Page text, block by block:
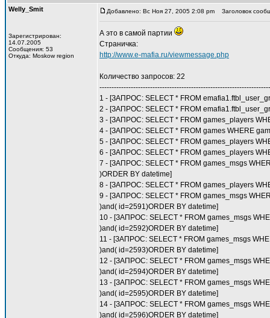
Welly_Smit
Зарегистрирован:
14.07.2005
Сообщения: 53
Откуда: Moskow region
Добавлено: Вс Ноя 27, 2005 2:08 pm Заголовок
А это в самой партии
Страничка:
http://www.e-mafia.ru/viewmessage.php
Количество запросов: 22
1 - [ЗАПРОС: SELECT * FROM
2 - [ЗАПРОС: SELECT * FROM
3 - [ЗАПРОС: SELECT * FROM games_players
4 - [ЗАПРОС: SELECT * FROM games WHERE
5 - [ЗАПРОС: SELECT * FROM games_players
6 - [ЗАПРОС: SELECT * FROM games_players
7 - [ЗАПРОС: SELECT * FROM games_msgs
)ORDER BY datetime]
8 - [ЗАПРОС: SELECT * FROM games_players
9 - [ЗАПРОС: SELECT * FROM games_msgs
)and( id=2591)ORDER BY datetime]
10 - [ЗАПРОС: SELECT * FROM games_msgs
)and( id=2592)ORDER BY datetime]
11 - [ЗАПРОС: SELECT * FROM games_msgs
)and( id=2593)ORDER BY datetime]
12 - [ЗАПРОС: SELECT * FROM games_msgs
)and( id=2594)ORDER BY datetime]
13 - [ЗАПРОС: SELECT * FROM games_msgs
)and( id=2595)ORDER BY datetime]
14 - [ЗАПРОС: SELECT * FROM games_msgs
)and( id=2596)ORDER BY datetime]